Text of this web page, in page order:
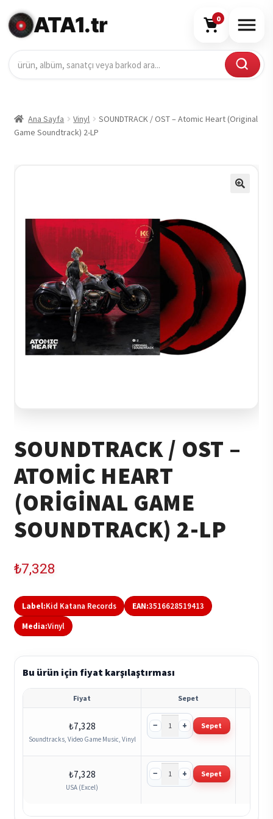
ATA1.tr 0
Ana Sayfa Vinyl
SOUNDTRACK / OST – Atomic Heart (Original
Game Soundtrack) 2-LP
SOUNDTRACK / OST –
ATOMIC HEART
(ORIGINAL GAME
SOUNDTRACK) 2-LP
₺7,328
Label:Kid Katana Records EAN:3516628519413
Media:Vinyl
Bu ürün için fiyat karşılaştırması
Fiyat Sepet
₺7,328
Soundtracks, Video Game Music, Vinyl
− + Sepet
₺7,328
USA (Excel)
− + Sepet